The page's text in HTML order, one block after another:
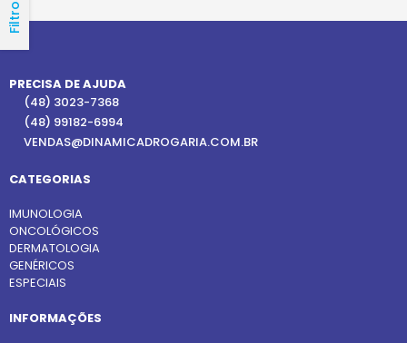
Filtros
PRECISA DE AJUDA
(48) 3023-7368
(48) 99182-6994
VENDAS@DINAMICADROGARIA.COM.BR
CATEGORIAS
IMUNOLOGIA
ONCOLÓGICOS
DERMATOLOGIA
GENÉRICOS
ESPECIAIS
INFORMAÇÕES